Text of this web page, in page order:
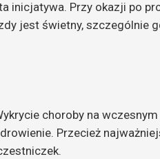
inicjatywa. Przy okazji po
jest świetny, szczególnie
choroby na
Przecież